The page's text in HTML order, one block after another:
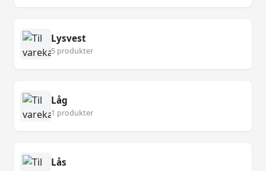
Lysvest
5 produkter
Låg
1 produkter
Lås